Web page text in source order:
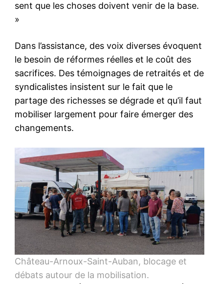
sent que les choses doivent venir de la base.
»
Dans l’assistance, des voix diverses évoquent
le besoin de réformes réelles et le coût des
sacrifices. Des témoignages de retraités et de
syndicalistes insistent sur le fait que le
partage des richesses se dégrade et qu’il faut
mobiliser largement pour faire émerger des
changements.
Château-Arnoux-Saint-Auban, blocage et
débats autour de la mobilisation.